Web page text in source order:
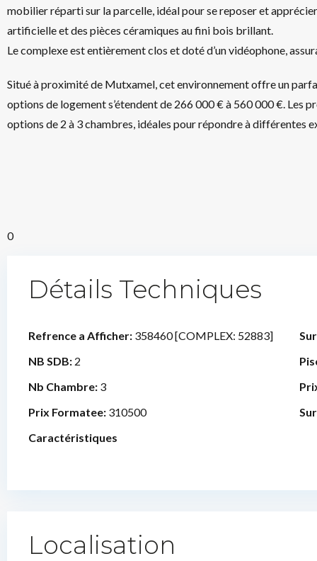
mobilier réparti sur la parcelle, idéal pour se reposer et
artificielle et des pièces céramiques au fini bois brillant.
Le complexe est entièrement clos et doté d’un vidéophone,
Situé à proximité de Mutxamel, cet environnement offre un
options de logement s’étendent de 266 000 € à 560 000 €. Les
options de 2 à 3 chambres, idéales pour répondre à différentes
0
Détails Techniques
Refrence a Afficher: 358460 [COMPLEX: 52883]
NB SDB: 2
Nb Chambre: 3
Prix Formatee: 310500
Caractéristiques
Localisation